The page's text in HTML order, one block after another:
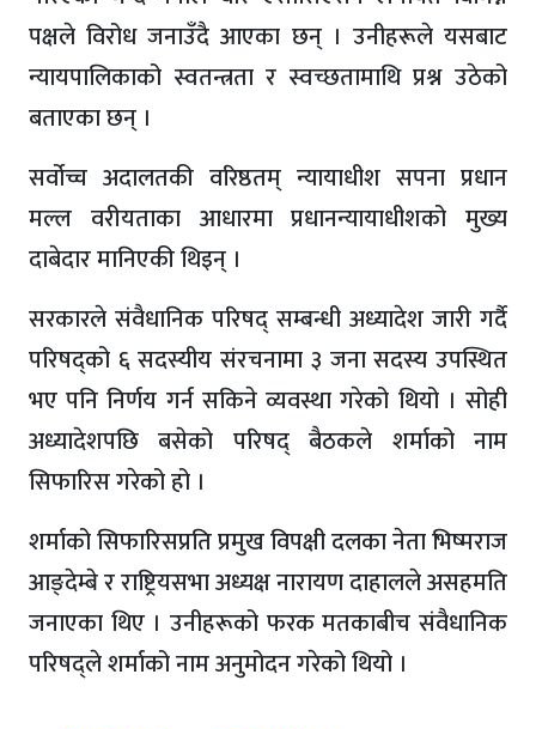
पक्षले विरोध जनाउँदै आएका छन् । उनीहरूले यसबाट
न्यायपालिकाको स्वतन्त्रता र स्वच्छतामाथि प्रश्न उठेको
बताएका छन् ।
सर्वोच्च अदालतकी वरिष्ठतम् न्यायाधीश सपना प्रधान
मल्ल वरीयताका आधारमा प्रधानन्यायाधीशको मुख्य
दाबेदार मानिएकी थिइन् ।
सरकारले संवैधानिक परिषद् सम्बन्धी अध्यादेश जारी गर्दै
परिषद्को ६ सदस्यीय संरचनामा ३ जना सदस्य उपस्थित
भए पनि निर्णय गर्न सकिने व्यवस्था गरेको थियो । सोही
अध्यादेशपछि बसेको परिषद् बैठकले शर्माको नाम
सिफारिस गरेको हो ।
शर्माको सिफारिसप्रति प्रमुख विपक्षी दलका नेता भिष्मराज
आङ्देम्बे र राष्ट्रियसभा अध्यक्ष नारायण दाहालले असहमति
जनाएका थिए । उनीहरूको फरक मतकाबीच संवैधानिक
परिषद्ले शर्माको नाम अनुमोदन गरेको थियो ।